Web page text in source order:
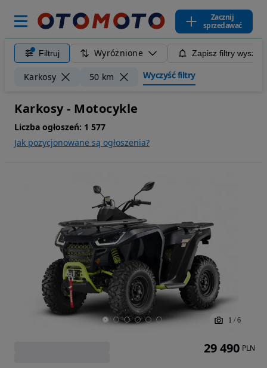
Zacznij
sprzedawać
Filtruj Wyróżnione Zapisz filtry
Karkosy 50 km Wyczyść filtry
Karkosy - Motocykle
Liczba ogłoszeń: 1 577
Jak pozycjonowane są ogłoszenia?
1 / 6
29 490 PLN